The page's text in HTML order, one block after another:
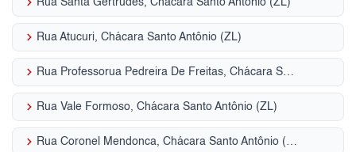
Rua Santa Gertrudes, Chácara Santo Antônio (ZL)
keyboard_arrow_right Rua Atucuri, Chácara Santo Antônio (ZL)
keyboard_arrow_right Rua Professorua Pedreira De Freitas, Chácara Santo Antônio (ZL)
keyboard_arrow_right Rua Vale Formoso, Chácara Santo Antônio (ZL)
keyboard_arrow_right Rua Coronel Mendonca, Chácara Santo Antônio (ZL)